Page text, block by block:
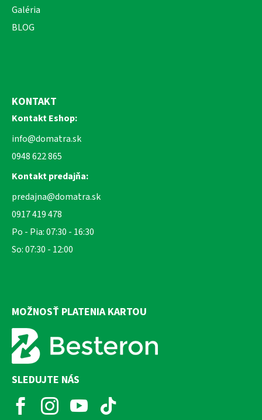
Galéria
BLOG
KONTAKT
Kontakt Eshop:
info@domatra.sk
0948 622 865
Kontakt predajňa:
predajna@domatra.sk
0917 419 478
Po - Pia: 07:30 - 16:30
So: 07:30 - 12:00
MOŽNOSŤ PLATENIA KARTOU
SLEDUJTE NÁS